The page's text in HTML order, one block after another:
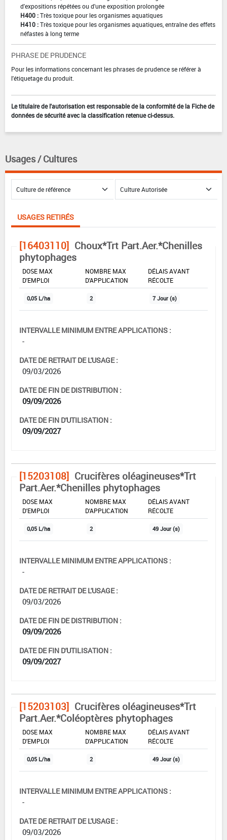
d'expositions répétées ou d'une exposition prolongée
H400 :Très toxique pour les organismes aquatiques
H410 :Très toxique pour les organismes aquatiques, entraîne des effets
néfastes à long terme
PHRASE DE PRUDENCE
Pour les informations concernant les phrases de prudence se référer à
l'étiquetage du produit.
Le titulaire de l'autorisation est responsable de la conformité de la Fiche de
données de sécurité avec la classification retenue ci-dessus.
Usages / Cultures
USAGES RETIRÉS
[16403110] Choux*Trt Part.Aer.*Chenilles
phytophages
DOSE MAX
D'EMPLOI
NOMBRE MAX
D'APPLICATION
DÉLAIS AVANT
RÉCOLTE
0,05 L/ha 2 7 Jour (s)
INTERVALLE MINIMUM ENTRE APPLICATIONS :
-
DATE DE RETRAIT DE L'USAGE :
09/03/2026
DATE DE FIN DE DISTRIBUTION :
09/09/2026
DATE DE FIN D'UTILISATION :
09/09/2027
[15203108] Crucifères oléagineuses*Trt
Part.Aer.*Chenilles phytophages
DOSE MAX
D'EMPLOI
NOMBRE MAX
D'APPLICATION
DÉLAIS AVANT
RÉCOLTE
0,05 L/ha 2 49 Jour (s)
INTERVALLE MINIMUM ENTRE APPLICATIONS :
-
DATE DE RETRAIT DE L'USAGE :
09/03/2026
DATE DE FIN DE DISTRIBUTION :
09/09/2026
DATE DE FIN D'UTILISATION :
09/09/2027
[15203103] Crucifères oléagineuses*Trt
Part.Aer.*Coléoptères phytophages
DOSE MAX
D'EMPLOI
NOMBRE MAX
D'APPLICATION
DÉLAIS AVANT
RÉCOLTE
0,05 L/ha 2 49 Jour (s)
INTERVALLE MINIMUM ENTRE APPLICATIONS :
-
DATE DE RETRAIT DE L'USAGE :
09/03/2026